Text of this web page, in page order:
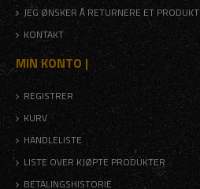
JEG ØNSKER Å RETURNERE ET PRODUKT
KONTAKT
MIN KONTO |
REGISTRER
KURV
HANDLELISTE
LISTE OVER KJØPTE PRODUKTER
BETALINGSHISTORIE